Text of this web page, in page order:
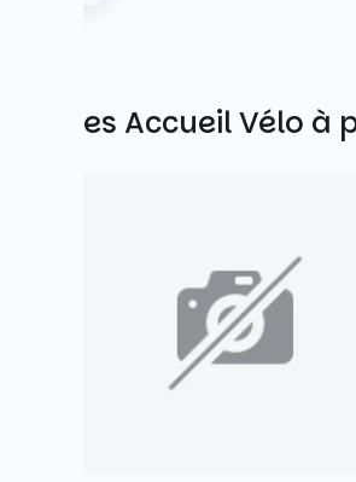
Autres Accueil Vélo à